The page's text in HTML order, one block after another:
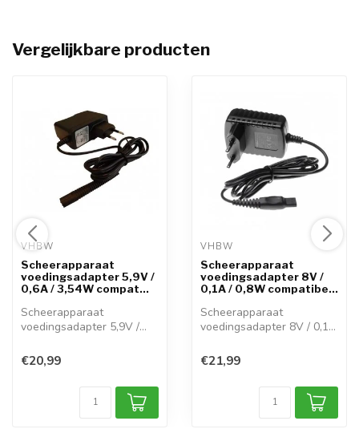
Vergelijkbare producten
VHBW
Scheerapparaat
voedingsadapter 5,9V /
0,6A / 3,54W compat...
Scheerapparaat
voedingsadapter 5,9V /
€20,99
VHBW
Scheerapparaat
voedingsadapter 8V /
0,1A / 0,8W compatibe...
Scheerapparaat
voedingsadapter 8V / 0,1A
€21,99